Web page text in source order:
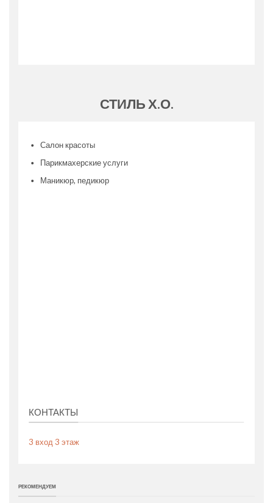
СТИЛЬ Х.О.
Салон красоты
Парикмахерские услуги
Маникюр, педикюр
КОНТАКТЫ
3 вход 3 этаж
РЕКОМЕНДУЕМ